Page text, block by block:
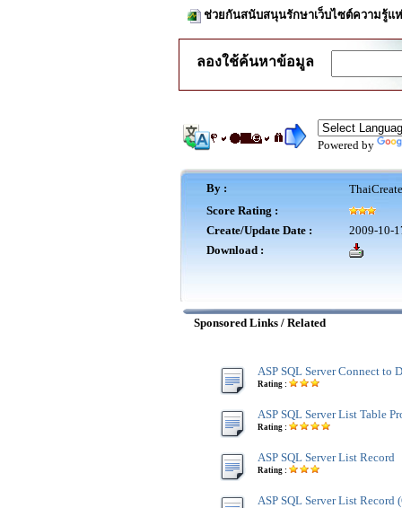
ช่วยกันสนับสนุนรักษาเว็บไซต์ความรู้แ
ลองใช้ค้นหาข้อมูล
Powered by
By :
Score Rating :
Create/Update Date :
2009-10-
Download :
Sponsored Links / Related
ASP SQL Server Connect to
Rating :
ASP SQL Server List Table
Rating :
ASP SQL Server List Record
Rating :
ASP SQL Server List Record